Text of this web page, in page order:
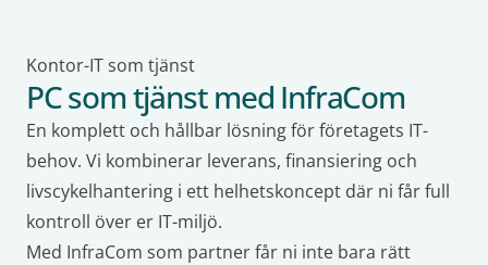
Kontor-IT som tjänst
PC som tjänst med InfraCom
En komplett och hållbar lösning för företagets IT-
behov. Vi kombinerar leverans, finansiering och
livscykelhantering i ett helhetskoncept där ni får full
kontroll över er IT-miljö.
Med InfraCom som partner får ni inte bara rätt